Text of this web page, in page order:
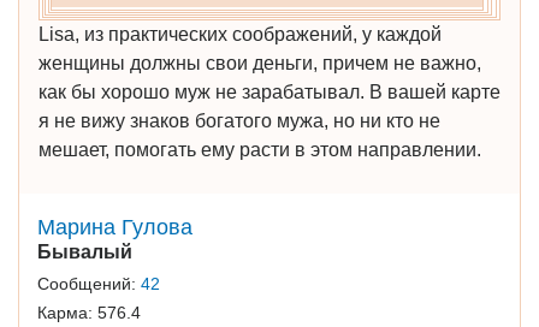
Lisa, из практических соображений, у каждой
женщины должны свои деньги, причем не важно,
как бы хорошо муж не зарабатывал. В вашей карте
я не вижу знаков богатого мужа, но ни кто не
мешает, помогать ему расти в этом направлении.
Марина Гулова
Бывалый
Сообщений: 42
Карма: 576.4